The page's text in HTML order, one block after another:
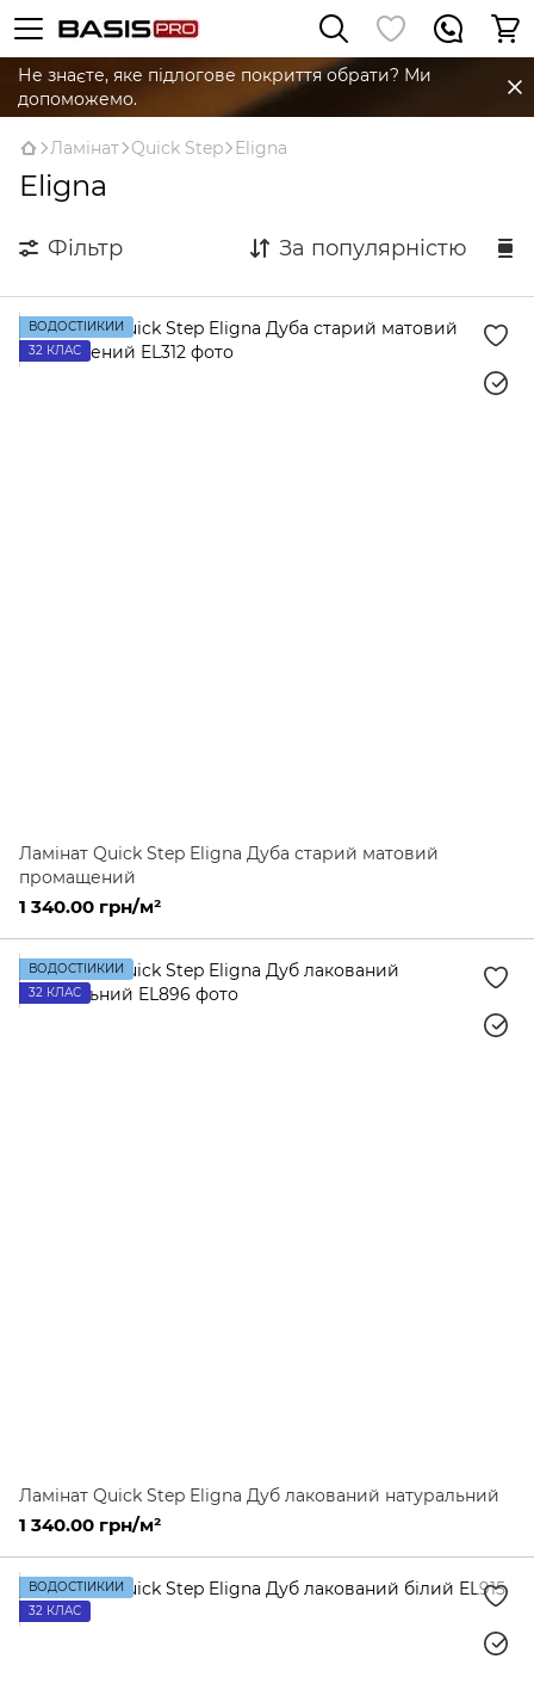
Не знаєте, яке підлогове покриття обрати? Ми
допоможемо.
Ламінат Quick Step Eligna
Eligna
Фільтр За популярністю
ВОДОСТІЙКИЙ
32 КЛАС
Ламінат Quick Step Eligna Дуба старий матовий
промащений
1 340.00 грн/м²
ВОДОСТІЙКИЙ
32 КЛАС
Ламінат Quick Step Eligna Дуб лакований натуральний
1 340.00 грн/м²
ВОДОСТІЙКИЙ
32 КЛАС